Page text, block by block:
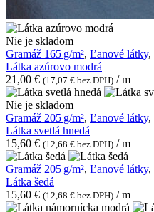
Látka
azúrovo
modrá
Nie je skladom
Gramáž 165 g/m², Ľanové látky,
Látka azúrovo modrá
21,00 € (17,07 € bez DPH) / m
Látka
svetlá
hnedá
Nie je skladom
Gramáž 205 g/m², Ľanové látky,
Látka svetlá hnedá
15,60 € (12,68 € bez DPH) / m
Látka
šedá
Gramáž 205 g/m², Ľanové látky,
Látka šedá
15,60 € (12,68 € bez DPH) / m